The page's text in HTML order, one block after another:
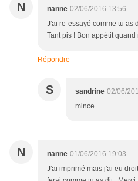
N nanne 02/06/2016 13:56
J'ai re-essayé comme tu as
Tant pis ! Bon appétit quand
Répondre
S sandrine 02/06/
mince
N nanne 01/06/2016 19:03
J'ai imprimé mais j'ai eu